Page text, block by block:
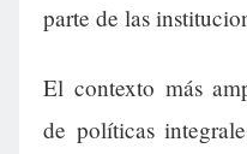
parte de las
El contexto más
de políticas